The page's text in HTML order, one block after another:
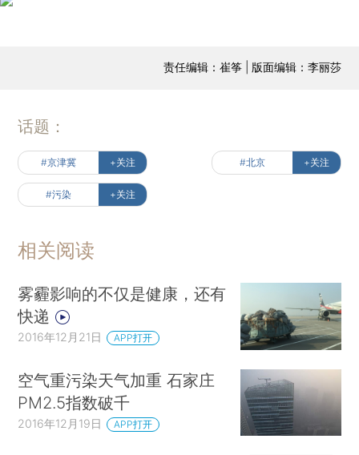
责任编辑：崔筝 | 版面编辑：李丽莎
话题：
#京津冀 +关注 #北京 +关注
#污染 +关注
相关阅读
雾霾影响的不仅是健康，还有
快递
2016年12月21日 APP打开
空气重污染天气加重 石家庄
PM2.5指数破千
2016年12月19日 APP打开